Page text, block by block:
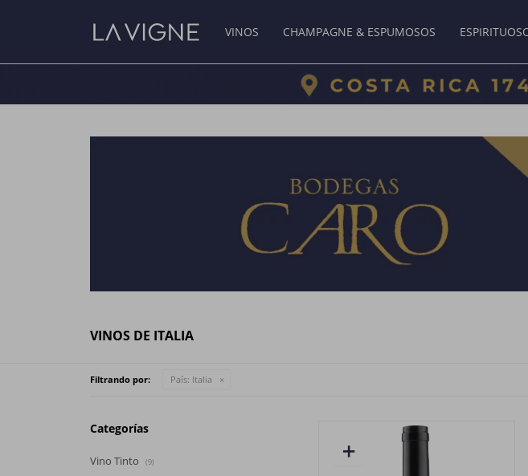
VINOS CHAMPAGNE & ESPUMOSOS
VINOS DE ITALIA
Filtrando por: País: Italia
Categorías
Vino Tinto (9)